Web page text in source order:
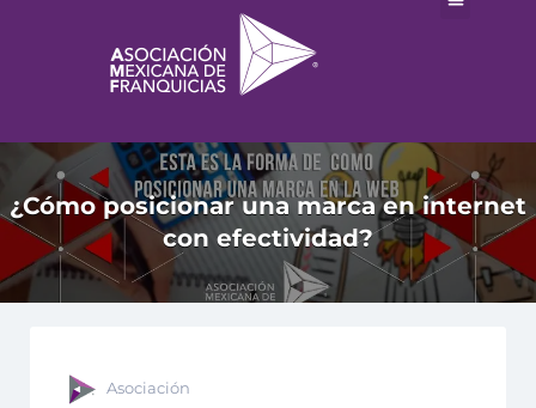
¿Cómo posicionar una marca en internet
con efectividad?
Asociación